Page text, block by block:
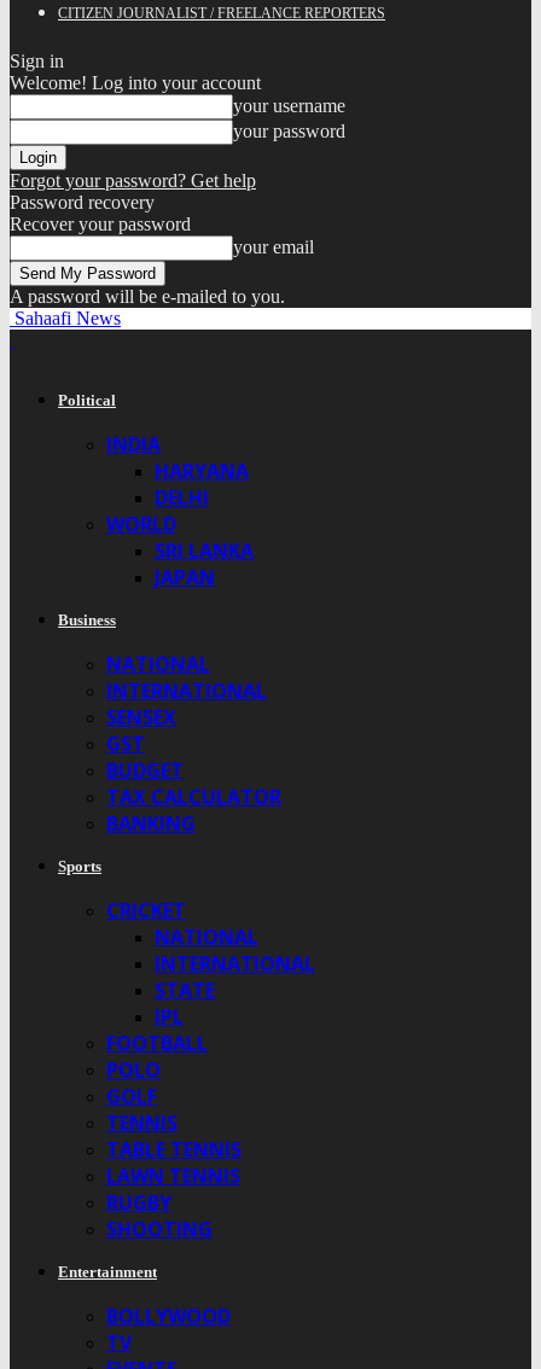
CITIZEN JOURNALIST / FREELANCE REPORTERS
Sign in
Welcome! Log into your account
your username
your password
Forgot your password? Get help
Password recovery
Recover your password
your email
A password will be e-mailed to you.
Sahaafi News
Political
INDIA
HARYANA
DELHI
WORLD
SRI LANKA
JAPAN
Business
NATIONAL
INTERNATIONAL
SENSEX
GST
BUDGET
TAX CALCULATOR
BANKING
Sports
CRICKET
NATIONAL
INTERNATIONAL
STATE
IPL
FOOTBALL
POLO
GOLF
TENNIS
TABLE TENNIS
LAWN TENNIS
RUGBY
SHOOTING
Entertainment
BOLLYWOOD
TV